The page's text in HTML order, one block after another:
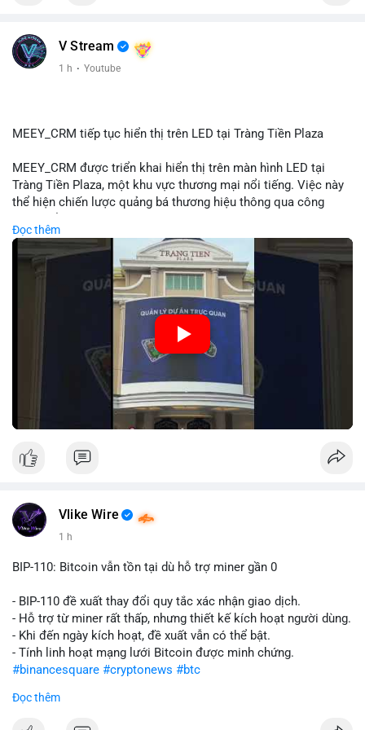
V Stream
1 h · Youtube
MEEY_CRM tiếp tục hiển thị trên LED tại Tràng Tiền Plaza
MEEY_CRM được triển khai hiển thị trên màn hình LED tại
Tràng Tiền Plaza, một khu vực thương mại nổi tiếng. Việc này
thể hiện chiến lược quảng bá thương hiệu thông qua công
lớn hàng ngày, giúp tăng cường nhận diện thương hiệu
MEEY_CRM. Mô hình này kết hợp công nghệ LED với việc đặt
sản tại điểm giao thông quan trọng.
🎥 Xem video trực tiếp tại:
Đọc thêm
Vlike Wire
1 h
BIP-110: Bitcoin vẫn tồn tại dù hỗ trợ miner gần 0
- BIP-110 đề xuất thay đổi quy tắc xác nhận giao dịch.
- Hỗ trợ từ miner rất thấp, nhưng thiết kế kích hoạt người dùng.
- Khi đến ngày kích hoạt, đề xuất vẫn có thể bật.
- Tính linh hoạt mạng lưới Bitcoin được minh chứng.
#binancesquare #cryptonews #btc
$btc
Đọc thêm